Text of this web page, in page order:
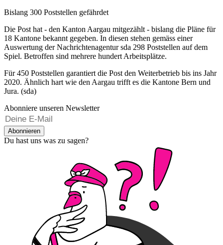
Bislang 300 Poststellen gefährdet
Die Post hat - den Kanton Aargau mitgezählt - bislang die Pläne für
18 Kantone bekannt gegeben. In diesen stehen gemäss einer
Auswertung der Nachrichtenagentur sda 298 Poststellen auf dem
Spiel. Betroffen sind mehrere hundert Arbeitsplätze.
Für 450 Poststellen garantiert die Post den Weiterbetrieb bis ins Jahr
2020. Ähnlich hart wie den Aargau trifft es die Kantone Bern und
Jura. (sda)
Abonniere unseren Newsletter
Abonnieren
Du hast uns was zu sagen?